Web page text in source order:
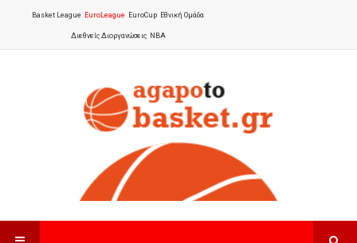
Basket League EuroLeague EuroCup Εθνική Ομάδα
Διεθνείς Διοργανώσεις NBA